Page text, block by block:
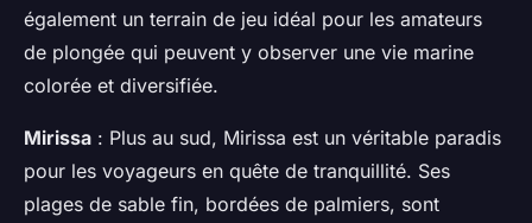
également un terrain de jeu idéal pour les amateurs
de plongée qui peuvent y observer une vie marine
colorée et diversifiée.
Mirissa : Plus au sud, Mirissa est un véritable paradis
pour les voyageurs en quête de tranquillité. Ses
plages de sable fin, bordées de palmiers, sont